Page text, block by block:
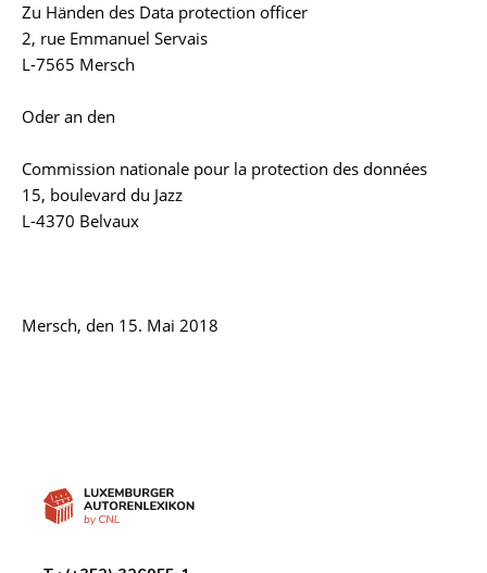
Zu Händen des Data protection officer
2, rue Emmanuel Servais
L-7565 Mersch
Oder an den
Commission nationale pour la protection des données
15, boulevard du Jazz
L-4370 Belvaux
Mersch, den 15. Mai 2018